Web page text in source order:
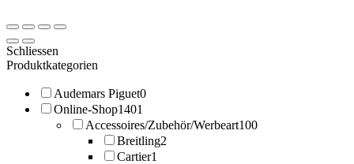
Schliessen
Produktkategorien
Audemars Piguet0
Online-Shop1401
Accessoires/Zubehör/Werbeart100
Breitling2
Cartier1